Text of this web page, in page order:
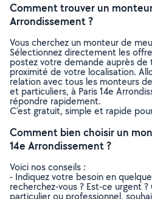
Comment trouver un
Arrondissement ?
Vous cherchez un monteur de
Sélectionnez directement les
postez votre demande auprès de
proximité de votre localisation.
relation avec tous les monteurs
et particuliers, à Paris 14e
répondre rapidement.
C’est gratuit, simple et rapide
Comment bien choisir un
14e Arrondissement ?
Voici nos conseils :
- Indiquez votre besoin en
recherchez-vous ? Est-ce urgent
particulier ou professionnel,